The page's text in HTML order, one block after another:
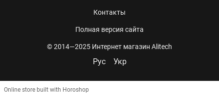
Контакты
Полная версия сайта
© 2014—2025 Интернет магазин Alitech
Рус Укр
Online store built with Horoshop